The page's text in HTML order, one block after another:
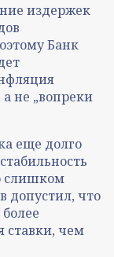
издержек
Банк
не „вопреки
еще долго
слишком
допустил, что
чем